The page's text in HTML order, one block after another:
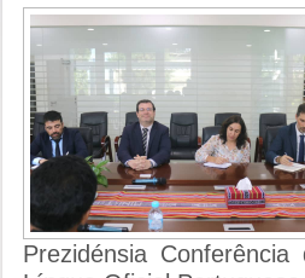
Prezidénsia